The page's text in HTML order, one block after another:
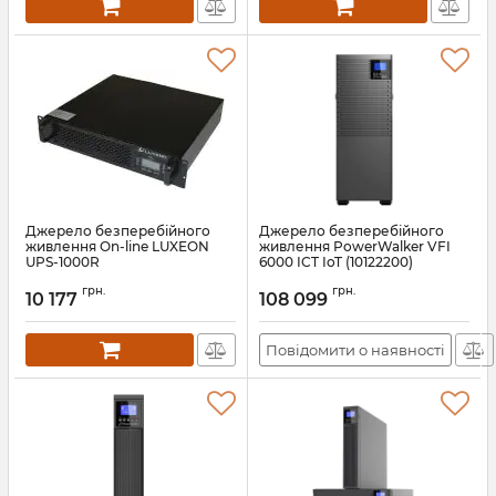
Джерело безперебійного
живлення On-line LUXEON
UPS-1000R
10 177 грн.
Джерело безперебійного
живлення PowerWalker VFI
6000 ICT IoT (10122200)
108 099 грн.
Повідомити о наявності